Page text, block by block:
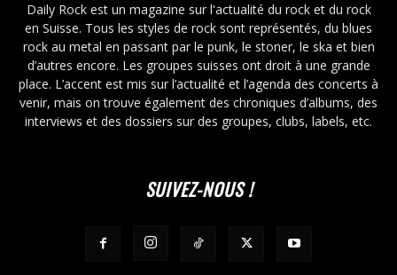
Daily Rock est un magazine sur l'actualité du rock et du rock
en Suisse. Tous les styles de rock sont représentés, du blues
rock au metal en passant par le punk, le stoner, le ska et bien
d’autres encore. Les groupes suisses ont droit à une grande
place. L’accent est mis sur l’actualité et l’agenda des concerts à
venir, mais on trouve également des chroniques d’albums, des
interviews et des dossiers sur des groupes, clubs, labels, etc.
SUIVEZ-NOUS !